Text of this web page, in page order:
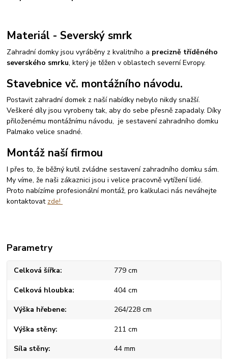
Materiál - Severský smrk
Zahradní domky jsou vyráběny z kvalitního a precizně tříděného
severského smrku, který je těžen v oblastech severní Evropy.
Stavebnice vč. montážního návodu.
Postavit zahradní domek z naší nabídky nebylo nikdy snažší.
Veškeré díly jsou vyrobeny tak, aby do sebe přesně zapadaly. Díky
přiloženému montážnímu návodu, je sestavení zahradního domku
Palmako velice snadné.
Montáž naší firmou
I přes to, že běžný kutil zvládne sestavení zahradního domku sám.
My víme, že naši zákaznici jsou i velice pracovně vytížení lidé.
Proto nabízíme profesionální montáž, pro kalkulaci nás neváhejte
kontaktovat zde!
Parametry
Celková šířka 779 cm
Celková hloubka 404 cm
Výška hřebene 264/228 cm
Výška stěny 211 cm
Síla stěny 44 mm